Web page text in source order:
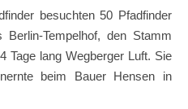
besuchten 50 Pfadfinder
Berlin-Tempelhof, den Stamm
Tage lang Wegberger Luft. Sie
beim Bauer Hensen in